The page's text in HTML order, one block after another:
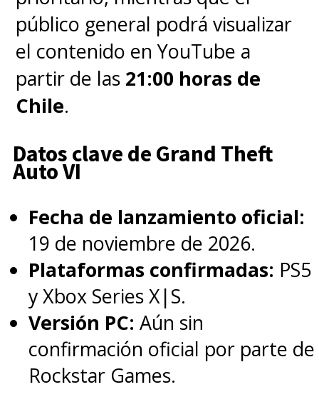
¿También se sumarán a Netflix
aprovechando el estreno de las
últimas dos películas? Es de
esperar que así sea.
público general podrá visualizar
el contenido en YouTube a
partir de las 21:00 horas de
Chile.
Datos clave de Grand Theft
Auto VI
Fecha de lanzamiento oficial:
19 de noviembre de 2026.
Plataformas confirmadas: PS5
y Xbox Series X|S.
Versión PC: Aún sin
confirmación oficial por parte de
Rockstar Games.